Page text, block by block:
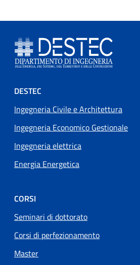
Footer menu
DESTEC
Ingegneria Civile e Architettura
Ingegneria Economico Gestionale
Ingegneria elettrica
Energia Energetica
CORSI
Seminari di dottorato
Corsi di perfezionamento
Master